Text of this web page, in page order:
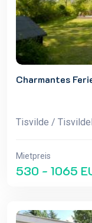
Charmantes
Tisvilde /
Mietpreis
530 - 1065